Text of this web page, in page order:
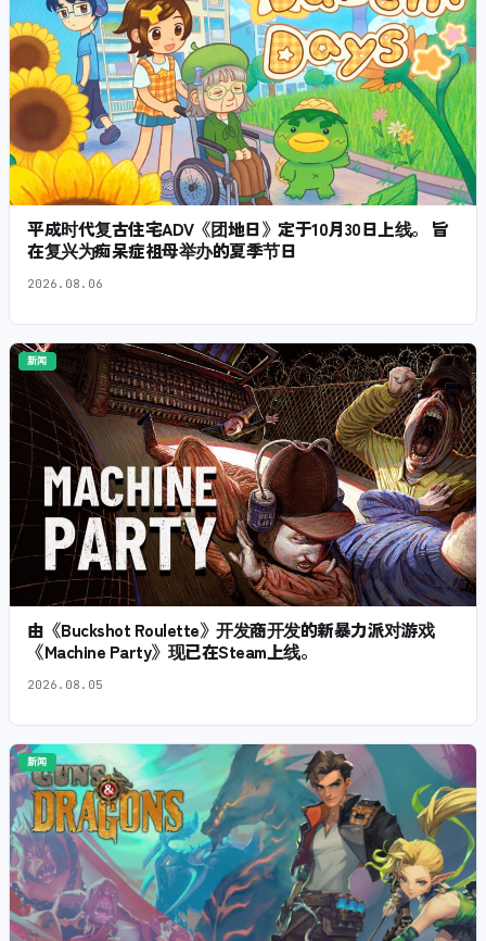
平成时代复古住宅ADV《团地日》定于10月30日上线。 旨
在复兴为痴呆症祖母举办的夏季节日
2026.08.06
新闻
由《Buckshot Roulette》开发商开发的新暴力派对游戏
《Machine Party》现已在Steam上线。
2026.08.05
新闻